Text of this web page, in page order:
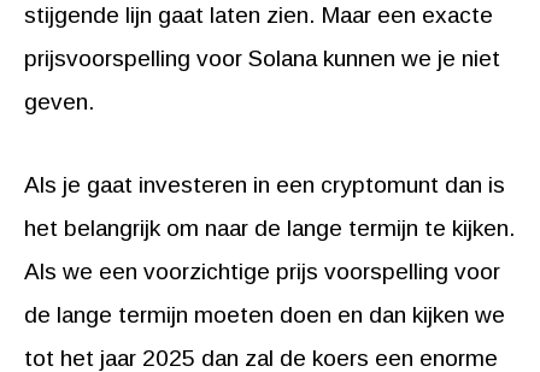
stijgende lijn gaat laten zien. Maar een exacte
prijsvoorspelling voor Solana kunnen we je niet
geven.
Als je gaat investeren in een cryptomunt dan is
het belangrijk om naar de lange termijn te kijken.
Als we een voorzichtige prijs voorspelling voor
de lange termijn moeten doen en dan kijken we
tot het jaar 2025 dan zal de koers een enorme